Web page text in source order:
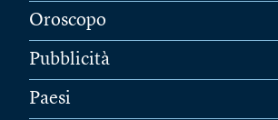
Oroscopo
Pubblicità
Paesi